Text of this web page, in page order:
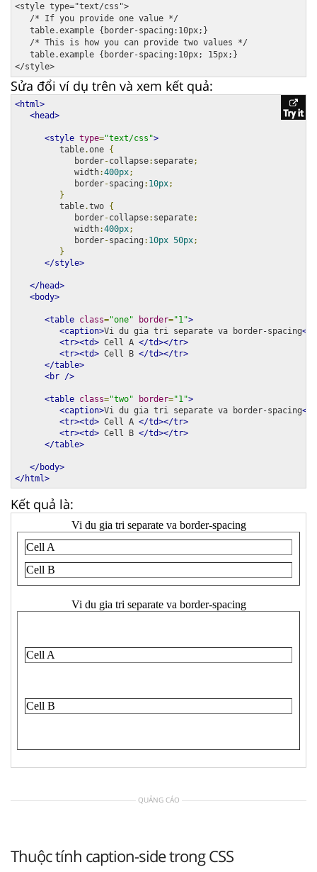
<style type="text/css">
   /* If you provide one value */
   table.example {border-spacing:10px;}
   /* This is how you can provide two values */
   table.example {border-spacing:10px; 15px;}
Sửa đổi ví dụ trên và xem kết quả:
<html>
<head>
<style type="text/css">
         table
.one {
            border
-collapse: separate;
            width
:400px;
            border
-spacing : 10px;
}
         table
.two {
            border
-collapse: separate;
            width
:400px;
            border
-spacing : 10px 50px;
}
</style>
</head>
<body>
<table class="one" border="1">
<caption>Vi du gia tri separate va border-spacing</
<tr><td> Cell A </td></tr>
<tr><td> Cell B </td></tr>
</table>
<br />
<table class="two" border="1">
<caption>Vi du gia tri separate va border-spacing</
<tr><td> Cell A </td></tr>
<tr><td> Cell B </td></tr>
</table>
</body>
</html>
Kết quả là:
QUẢNG CÁO
Thuộc tính caption-side trong CSS